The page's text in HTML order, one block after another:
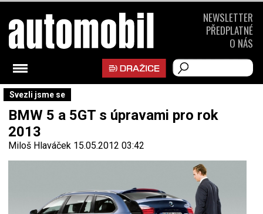
Svezli jsme se
BMW 5 a 5GT s úpravami pro rok
2013
Miloš Hlaváček 15.05.2012 03:42
NEWSLETTER
PŘEDPLATNÉ
O NÁS